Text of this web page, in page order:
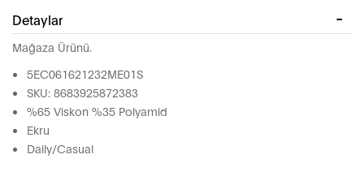
Detaylar
Mağaza Ürünü.
5EC061621232ME01S
SKU: 8683925872383
%65 Viskon %35 Polyamid
Ekru
Daily/Casual